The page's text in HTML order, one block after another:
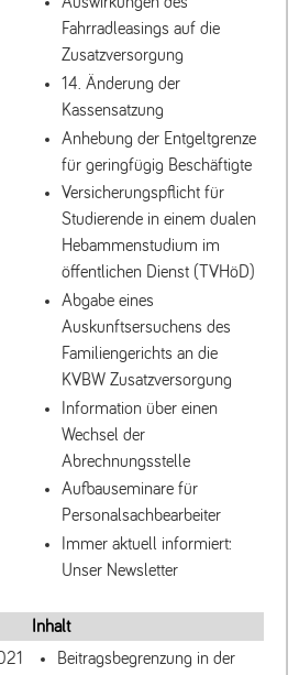
Fahrradleasings auf die
Zusatzversorgung
14. Änderung der
Kassensatzung
Anhebung der Entgeltgrenze
für geringfügig Beschäftigte
Versicherungspflicht für
Studierende in einem dualen
Hebammenstudium im
öffentlichen Dienst (TVHöD)
Abgabe eines
Auskunftsersuchens des
Familiengerichts an die
KVBW Zusatzversorgung
Information über einen
Wechsel der
Abrechnungsstelle
Aufbauseminare für
Personalsachbearbeiter
Immer aktuell informiert:
Unser Newsletter
Inhalt
Beitragsbegrenzung in der